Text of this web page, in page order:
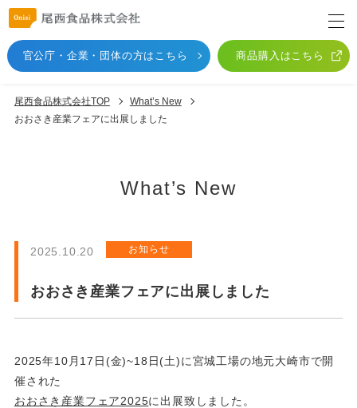
官公庁・企業・団体の方はこちら 商品購入はこちら
尾西食品株式会社TOP
What’s New
おおさき産業フェアに出展しました
What’s New
2025.10.20 お知らせ
おおさき産業フェアに出展しました
2025年10月17日(金)~18日(土)に宮城工場の地元大崎市で開
催された
おおさき産業フェア2025に出展致しました。